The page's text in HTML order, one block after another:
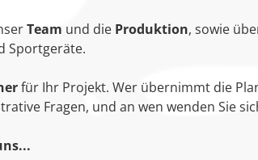
Team und die Produktion, sowie
Sportgeräte.
für Ihr Projekt. Wer übernimmt die
Fragen, und an wen wenden Sie